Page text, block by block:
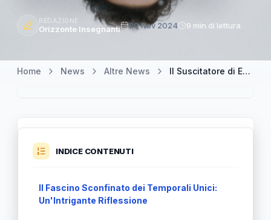
REDAZIONE
Orizzonte Insegnanti 20 Nov 2024 9 min di lettura
Home News Altre News Il Suscitatore di Emozioni: Riflessioni sul Temporale Unico
INDICE CONTENUTI
Il Fascino Sconfinato dei Temporali Unici:
Un'Intrigante Riflessione